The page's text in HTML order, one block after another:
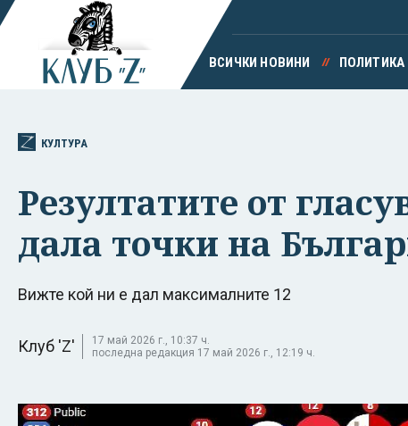
ВСИЧКИ НОВИНИ ПОЛИТИКА
КУЛТУРА
Резултатите от
дала точки на
Вижте кой ни е дал максималните 12
Клуб 'Z'
17 май 2026 г., 10:37 ч.
последна редакция 17 май 2026 г., 12:19 ч.